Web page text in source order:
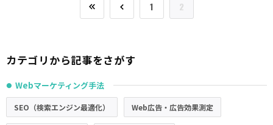
1 2
カテゴリから記事をさがす
● Webマーケティング手法
SEO（検索エンジン最適化） Web広告・広告効果測定